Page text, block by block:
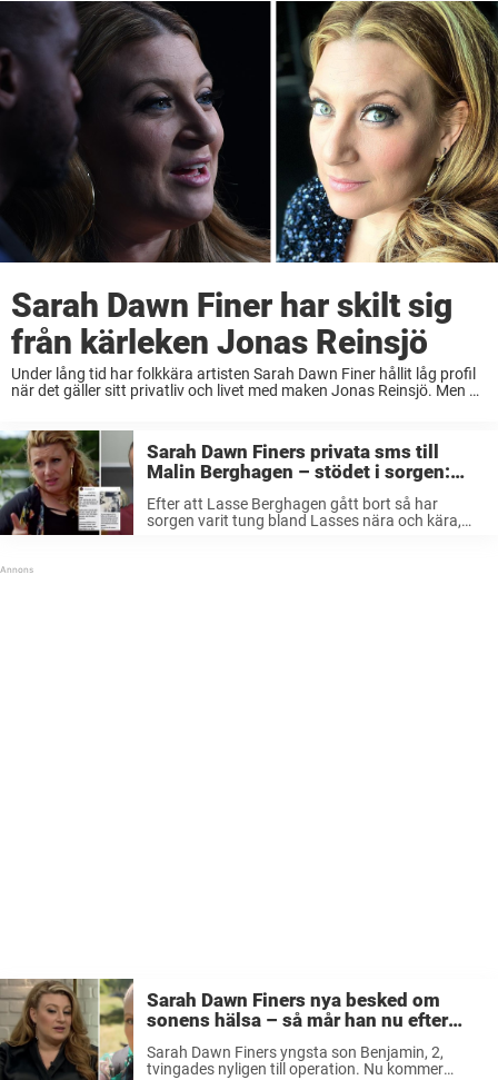
Sarah Dawn Finer har skilt sig
från kärleken Jonas Reinsjö
Under lång tid har folkkära artisten Sarah Dawn Finer hållit låg profil
när det gäller sitt privatliv och livet med maken Jonas Reinsjö. Men nu
Sarah Dawn Finers privata sms till
Malin Berghagen – stödet i sorgen:
”Tänkt mycket…”
Efter att Lasse Berghagen gått bort så har
sorgen varit tung bland Lasses nära och kära,
Sarah Dawn Finers nya besked om
sonens hälsa – så mår han nu efter
operationen
Sarah Dawn Finers yngsta son Benjamin, 2,
tvingades nyligen till operation. Nu kommer